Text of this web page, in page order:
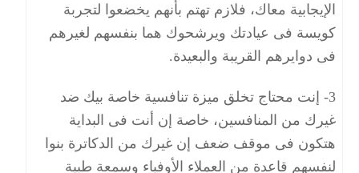
الإيجابية معاك، فلازم تهتم بأنهم يخضعوا لتجربة
كويسة فى عيادتك ويرشحوك هما بنفسهم لغيرهم
فى دوايرهم القريبة والبعيدة.
3- إنت محتاج تخلق ميزة تنافسية خاصة بيك ضد
غيرك من المنافسين، خاصة إن أنت فى البداية
هتكون فى موقف ضعف إن غيرك من الدكاترة بنوا
لنفسهم قاعدة من العملاء الأوفياء وسمعة طبية